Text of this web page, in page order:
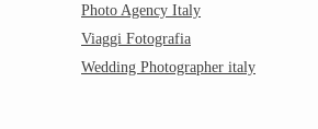
Photo Agency Italy
Viaggi Fotografia
Wedding Photographer italy